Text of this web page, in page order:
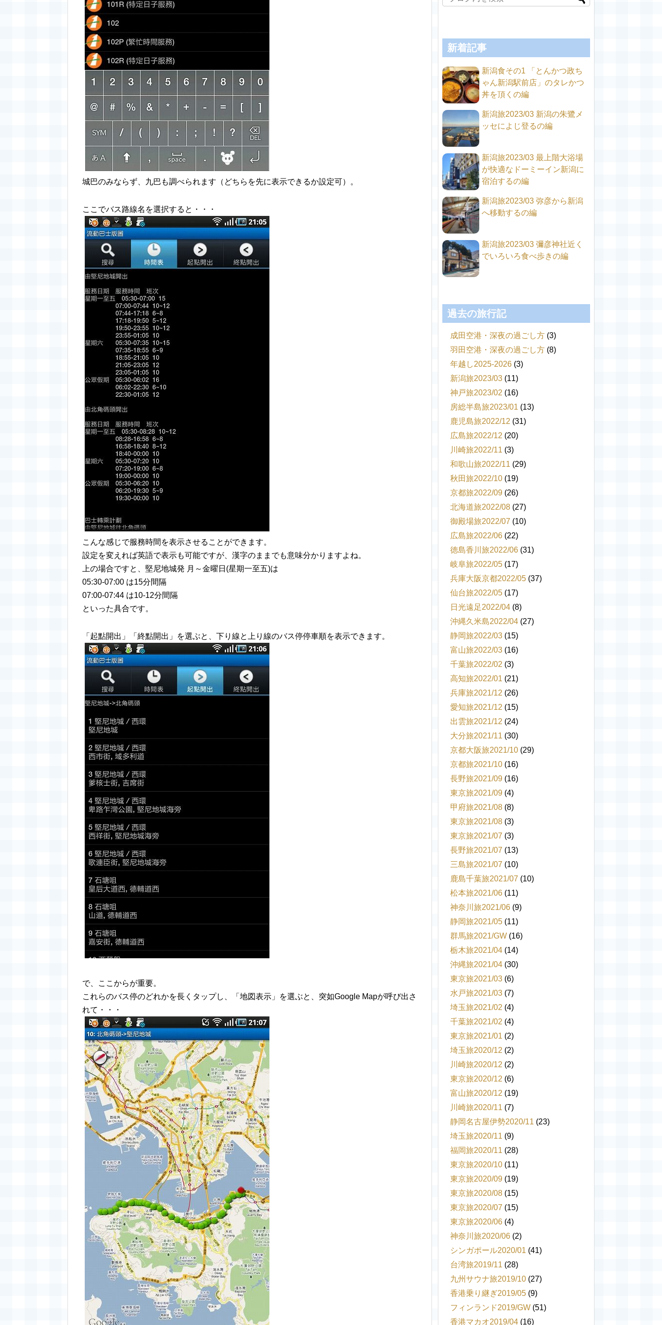
城巴のみならず、九巴も調べられます（どちらを先に表示できるか設定可）。
ここでバス路線名を選択すると・・・
こんな感じで服務時間を表示させることができます。
設定を変えれば英語で表示も可能ですが、漢字のままでも意味分かりますよね。
上の場合ですと、堅尼地城発 月～金曜日(星期一至五)は
05:30-07:00 は15分間隔
07:00-07:44 は10-12分間隔
といった具合です。
「起點開出」「終點開出」を選ぶと、下り線と上り線のバス停停車順を表示できます。
で、ここからが重要。
これらのバス停のどれかを長くタップし、「地図表示」を選ぶと、突如Google Mapが呼び出さ
れて・・・
新着記事
新潟食その1 「とんかつ政ち
ゃん新潟駅前店」のタレかつ
丼を頂くの編
新潟旅2023/03 新潟の朱鷺メ
ッセによじ登るの編
新潟旅2023/03 最上階大浴場
が快適なドーミーイン新潟に
宿泊するの編
新潟旅2023/03 弥彦から新潟
へ移動するの編
新潟旅2023/03 彌彦神社近く
でいろいろ食べ歩きの編
過去の旅行記
成田空港・深夜の過ごし方 (3)
羽田空港・深夜の過ごし方 (8)
年越し2025-2026 (3)
新潟旅2023/03 (11)
神戸旅2023/02 (16)
房総半島旅2023/01 (13)
鹿児島旅2022/12 (31)
広島旅2022/12 (20)
川崎旅2022/11 (3)
和歌山旅2022/11 (29)
秋田旅2022/10 (19)
京都旅2022/09 (26)
北海道旅2022/08 (27)
御殿場旅2022/07 (10)
広島旅2022/06 (22)
徳島香川旅2022/06 (31)
岐阜旅2022/05 (17)
兵庫大阪京都2022/05 (37)
仙台旅2022/05 (17)
日光遠足2022/04 (8)
沖縄久米島2022/04 (27)
静岡旅2022/03 (15)
富山旅2022/03 (16)
千葉旅2022/02 (3)
高知旅2022/01 (21)
兵庫旅2021/12 (26)
愛知旅2021/12 (15)
出雲旅2021/12 (24)
大分旅2021/11 (30)
京都大阪旅2021/10 (29)
京都旅2021/10 (16)
長野旅2021/09 (16)
東京旅2021/09 (4)
甲府旅2021/08 (8)
東京旅2021/08 (3)
東京旅2021/07 (3)
長野旅2021/07 (13)
三島旅2021/07 (10)
鹿島千葉旅2021/07 (10)
松本旅2021/06 (11)
神奈川旅2021/06 (9)
静岡旅2021/05 (11)
群馬旅2021/GW (16)
栃木旅2021/04 (14)
沖縄旅2021/04 (30)
東京旅2021/03 (6)
水戸旅2021/03 (7)
埼玉旅2021/02 (4)
千葉旅2021/02 (4)
東京旅2021/01 (2)
埼玉旅2020/12 (2)
川崎旅2020/12 (2)
東京旅2020/12 (6)
富山旅2020/12 (19)
川崎旅2020/11 (7)
静岡名古屋伊勢2020/11 (23)
埼玉旅2020/11 (9)
福岡旅2020/11 (28)
東京旅2020/10 (11)
東京旅2020/09 (19)
東京旅2020/08 (15)
東京旅2020/07 (15)
東京旅2020/06 (4)
神奈川旅2020/06 (2)
シンガポール2020/01 (41)
台湾旅2019/11 (28)
九州サウナ旅2019/10 (27)
香港乗り継ぎ2019/05 (9)
フィンランド2019/GW (51)
香港マカオ2019/04 (16)